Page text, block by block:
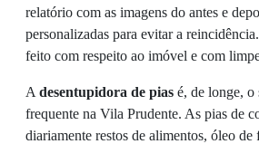
relatório com as imagens do antes e
personalizadas para evitar a
feito com respeito ao imóvel e com
A desentupidora de pias é, de longe, o
frequente na Vila Prudente. As pias de
diariamente restos de alimentos, óleo de